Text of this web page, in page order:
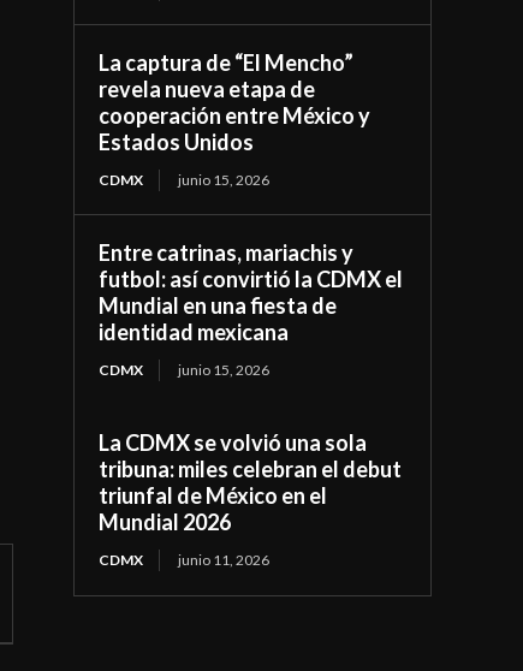
La captura de “El Mencho”
revela nueva etapa de
cooperación entre México y
Estados Unidos
CDMX junio 15, 2026
Entre catrinas, mariachis y
futbol: así convirtió la CDMX el
Mundial en una fiesta de
identidad mexicana
CDMX junio 15, 2026
La CDMX se volvió una sola
tribuna: miles celebran el debut
triunfal de México en el
Mundial 2026
CDMX junio 11, 2026